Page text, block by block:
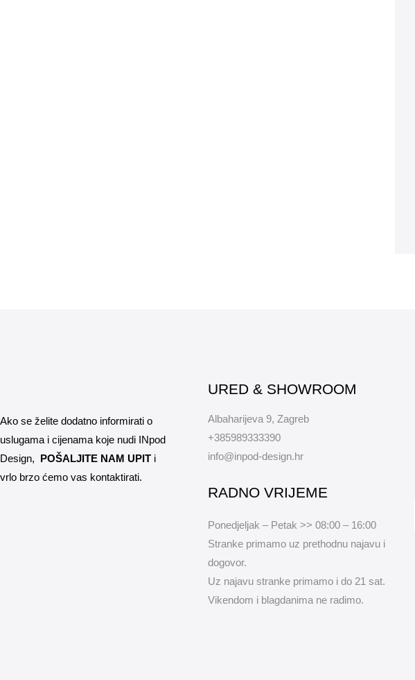
Ako se želite dodatno informirati o
uslugama i cijenama koje nudi INpod
Design, POŠALJITE NAM UPIT i
vrlo brzo ćemo vas kontaktirati.
URED & SHOWROOM
Albaharijeva 9, Zagreb
+385989333390
info@inpod-design.hr
RADNO VRIJEME
Ponedjeljak – Petak >> 08:00 – 16:00
Stranke primamo uz prethodnu najavu i
dogovor.
Uz najavu stranke primamo i do 21 sat.
Vikendom i blagdanima ne radimo.